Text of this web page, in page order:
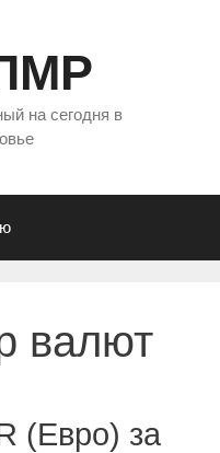
на сегодня в
валют
(Евро) за